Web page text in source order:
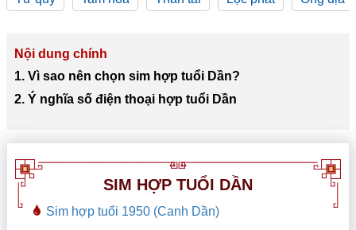
Nội dung chính
1. Vì sao nên chọn sim hợp tuổi Dần?
2. Ý nghĩa số điện thoại hợp tuổi Dần
SIM HỢP TUỔI DẦN
Sim hợp tuổi 1950 (Canh Dần)